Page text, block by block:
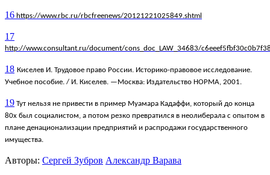
16 https://www.rbc.ru/rbcfreenews/20121221025849.shtml
17
http://www.consultant.ru/document/cons_doc_LAW_34683/
18 Киселев И. Трудовое право России. Историко-правовое исследование.
Учебное пособие. / И. Киселев. —Москва: Издательство НОРМА, 2001.
19 Тут нельзя не привести в пример Муамара Кадаффи, который до конца
80х был социалистом, а потом резко превратился в неолиберала с опытом в
плане денационализации предприятий и распродажи государственного
имущества.
Авторы: Сергей Зубров Александр Варава